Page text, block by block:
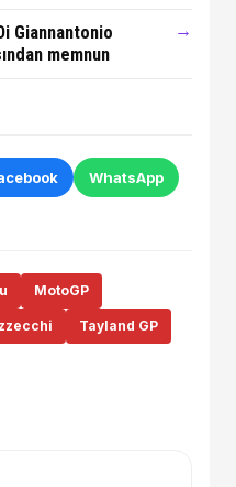
Giannantonio
memnun
→
WhatsApp
MotoGP
Tayland GP